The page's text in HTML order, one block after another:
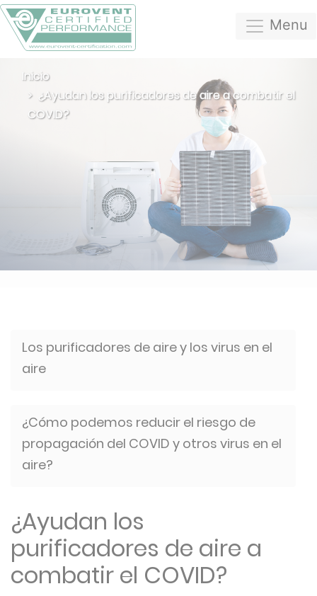
Menu
Inicio
¿Ayudan los purificadores de aire a combatir el
COVID?
Los purificadores de aire y los virus en el
aire
¿Cómo podemos reducir el riesgo de
propagación del COVID y otros virus en el
aire?
¿Ayudan los
purificadores de aire a
combatir el COVID?